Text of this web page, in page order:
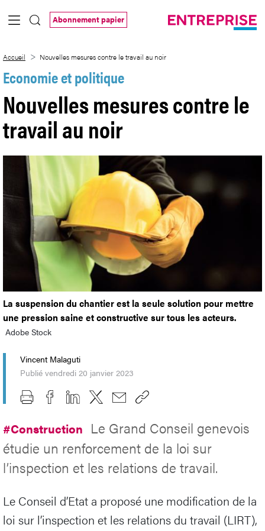
Saut au contenu principal
Abonnement papier
Accueil Nouvelles mesures contre le travail au noir
Economie et politique
Nouvelles mesures contre le
travail au noir
La suspension du chantier est la seule solution pour mettre
une pression saine et constructive sur tous les acteurs.
Adobe Stock
Vincent Malaguti
Publié vendredi 20 janvier 2023
#Construction Le Grand Conseil genevois
étudie un renforcement de la loi sur
l’inspection et les relations de travail.
Le Conseil d’Etat a proposé une modification de la
loi sur l’inspection et les relations du travail (LIRT),